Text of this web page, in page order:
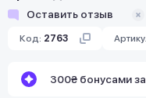
Оставить отзыв
Код: 2763
300₴ бонусами